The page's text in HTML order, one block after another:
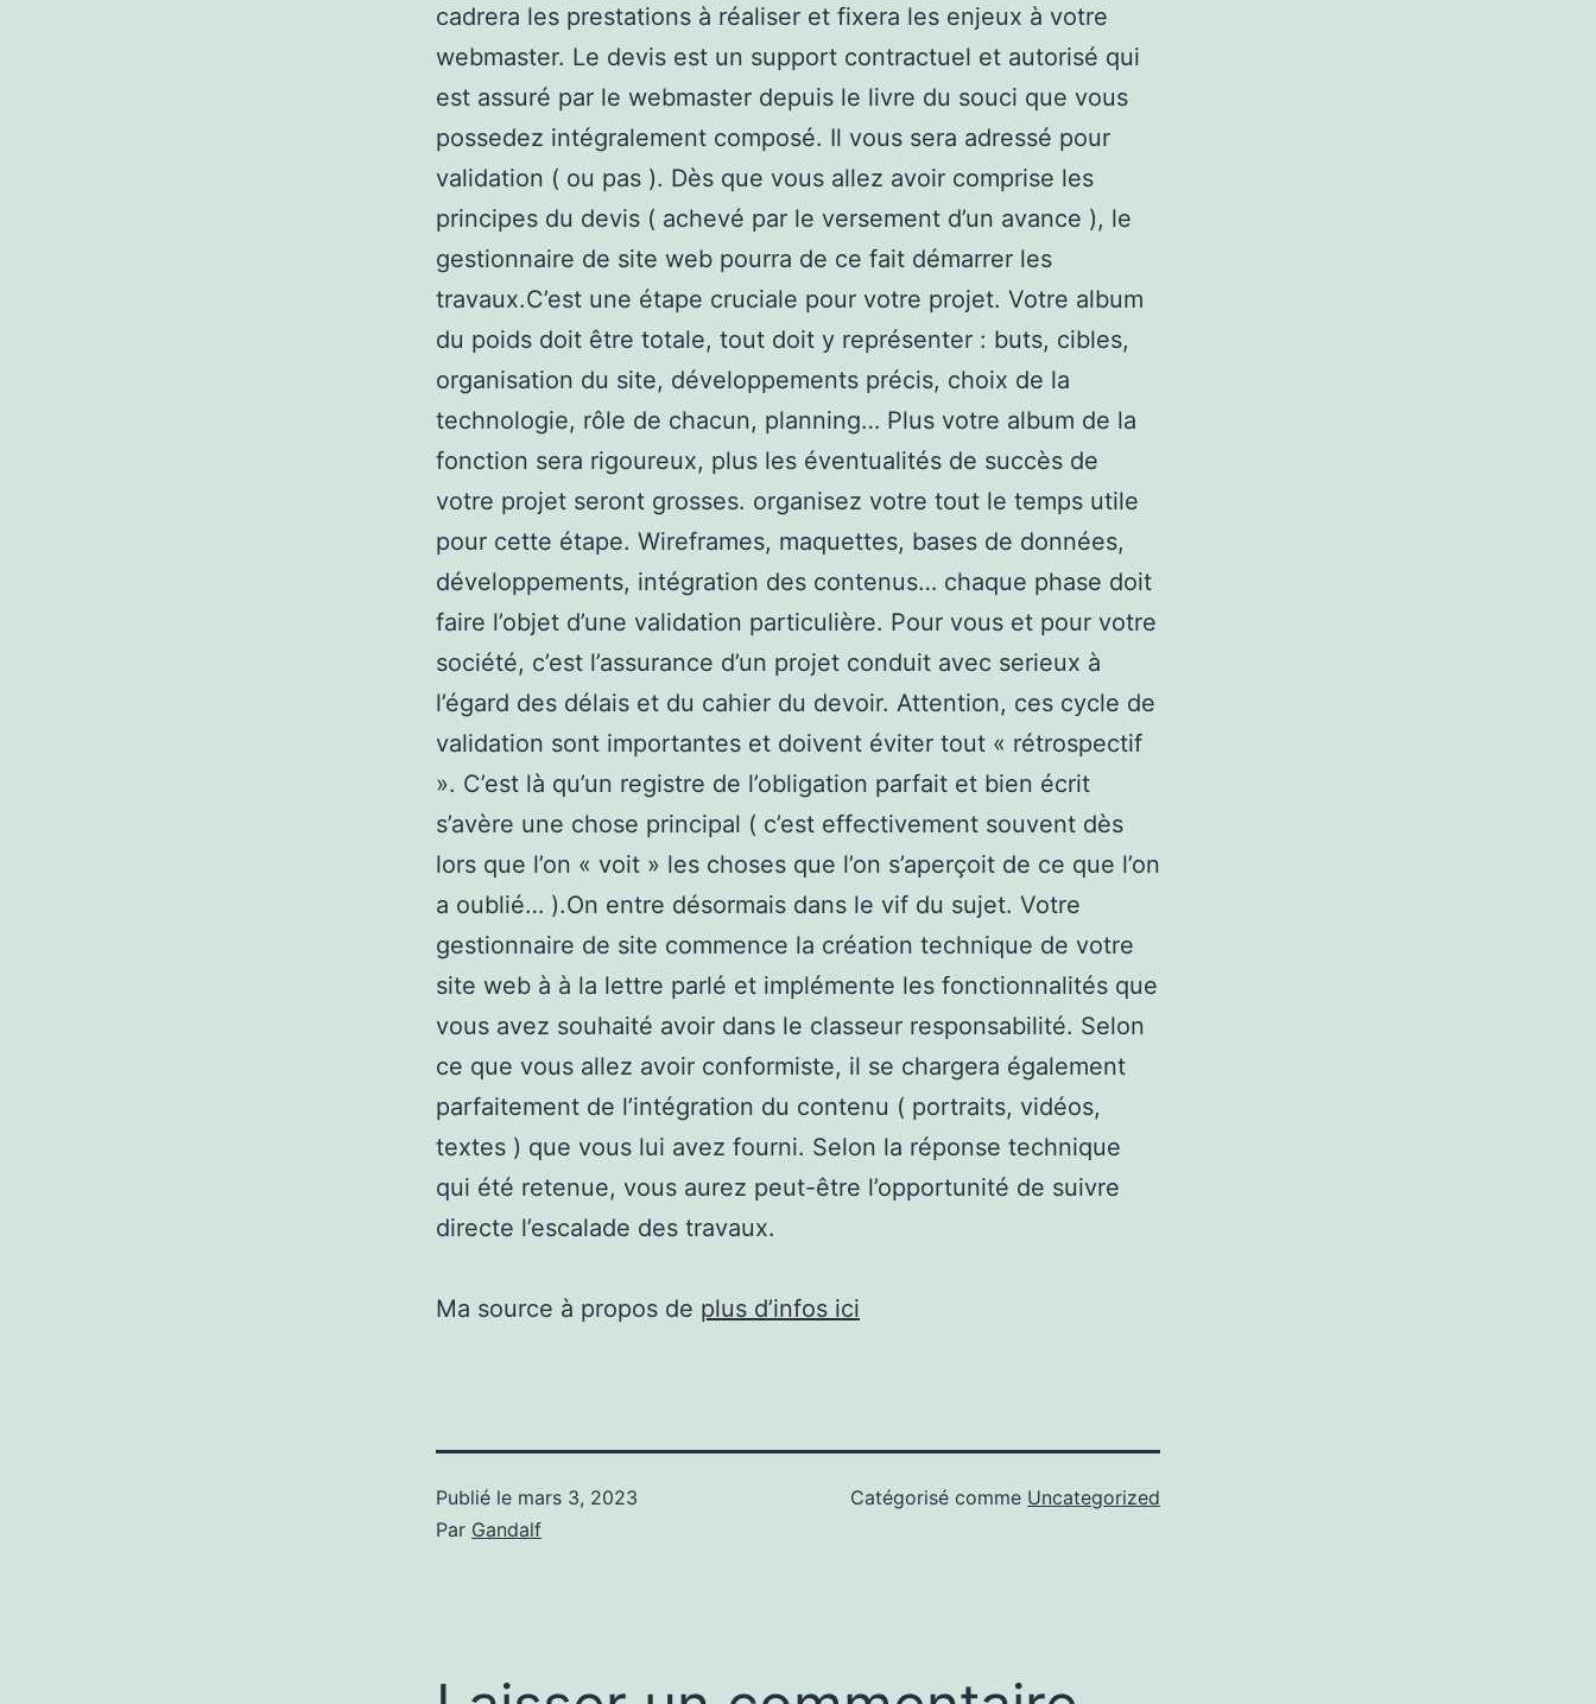
cadrera les prestations à réaliser et fixera les enjeux à votre
webmaster. Le devis est un support contractuel et autorisé qui
est assuré par le webmaster depuis le livre du souci que vous
possedez intégralement composé. Il vous sera adressé pour
validation ( ou pas ). Dès que vous allez avoir comprise les
principes du devis ( achevé par le versement d’un avance ), le
gestionnaire de site web pourra de ce fait démarrer les
travaux.C’est une étape cruciale pour votre projet. Votre album
du poids doit être totale, tout doit y représenter : buts, cibles,
organisation du site, développements précis, choix de la
technologie, rôle de chacun, planning… Plus votre album de la
fonction sera rigoureux, plus les éventualités de succès de
votre projet seront grosses. organisez votre tout le temps utile
pour cette étape. Wireframes, maquettes, bases de données,
développements, intégration des contenus… chaque phase doit
faire l’objet d’une validation particulière. Pour vous et pour votre
société, c’est l’assurance d’un projet conduit avec serieux à
l’égard des délais et du cahier du devoir. Attention, ces cycle de
validation sont importantes et doivent éviter tout « rétrospectif
». C’est là qu’un registre de l’obligation parfait et bien écrit
s’avère une chose principal ( c’est effectivement souvent dès
lors que l’on « voit » les choses que l’on s’aperçoit de ce que l’on
a oublié… ).On entre désormais dans le vif du sujet. Votre
gestionnaire de site commence la création technique de votre
site web à à la lettre parlé et implémente les fonctionnalités que
vous avez souhaité avoir dans le classeur responsabilité. Selon
ce que vous allez avoir conformiste, il se chargera également
parfaitement de l’intégration du contenu ( portraits, vidéos,
textes ) que vous lui avez fourni. Selon la réponse technique
qui été retenue, vous aurez peut-être l’opportunité de suivre
directe l’escalade des travaux.
Ma source à propos de plus d’infos ici
Publié le mars 3, 2023
Par Gandalf
Catégorisé comme Uncategorized